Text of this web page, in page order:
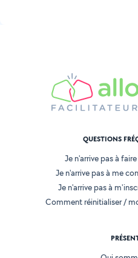
QUESTIONS
Je n'arrive pas à
Je n'arrive pas à me
Je n'arrive pas à
Comment réinitialiser /